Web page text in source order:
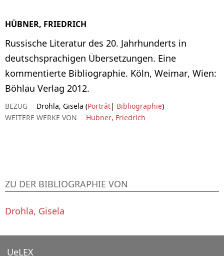
HÜBNER, FRIEDRICH
Russische Literatur des 20. Jahrhunderts in
deutschsprachigen Übersetzungen. Eine
kommentierte Bibliographie. Köln, Weimar, Wien:
Böhlau Verlag 2012.
BEZUG Drohla, Gisela (Porträt| Bibliographie)
WEITERE WERKE VON
Hübner, Friedrich
ZU DER BIBLIOGRAPHIE VON
Drohla, Gisela
UeLEX